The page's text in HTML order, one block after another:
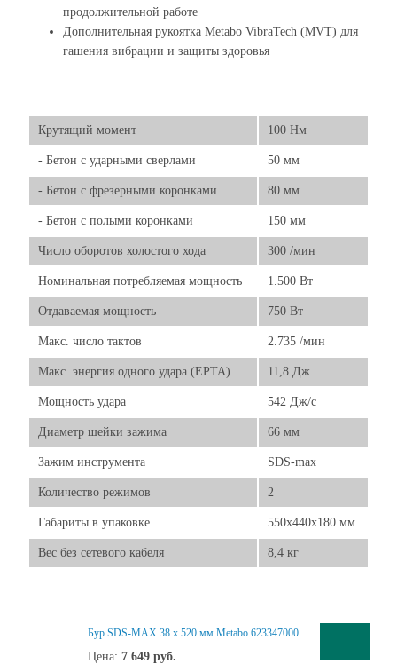
продолжительной работе
Дополнительная рукоятка Metabo VibraTech (MVT) для
гашения вибрации и защиты здоровья
Крутящий момент 100 Нм
- Бетон с ударными сверлами 50 мм
- Бетон с фрезерными коронками 80 мм
- Бетон с полыми коронками 150 мм
Число оборотов холостого хода 300 /мин
Номинальная потребляемая мощность 1.500 Вт
Отдаваемая мощность 750 Вт
Макс. число тактов 2.735 /мин
Макс. энергия одного удара (EPTA) 11,8 Дж
Мощность удара 542 Дж/с
Диаметр шейки зажима 66 мм
Зажим инструмента SDS-max
Количество режимов 2
Габариты в упаковке 550х440х180 мм
Вес без сетевого кабеля 8,4 кг
Бур SDS-MAX 38 x 520 мм Metabo 623347000
Цена: 7 649 руб.